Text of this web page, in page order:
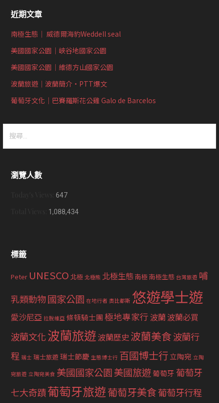
近期文章
南極生態｜ 威德爾海豹Weddell seal
美國國家公園｜峽谷地國家公園
美國國家公園｜維德方山國家公園
波蘭旅遊｜波蘭簡介‧PTT爆文
葡萄牙文化｜巴賽羅斯花公雞 Galo de Barcelos
瀏覽人數
Today's Views:647
1,088,434
標籤
Peter UNESCO 北極 北極熊 北極生態南極 南極生態 台灣旅遊 哺
乳類動物國家公園 在地行者 奧比都斯 悠遊學士遊
愛沙尼亞 拉脫維亞 條頓騎士團 極地專家行 波蘭波蘭必買
波蘭文化波蘭旅遊 波蘭歷史波蘭美食波蘭行
程 瑞士 瑞士旅遊 瑞士節慶 生態博士行 百國博士行立陶宛 立陶
宛旅遊 立陶宛美食 美國國家公園美國旅遊葡萄牙 葡萄牙
七大奇蹟葡萄牙旅遊葡萄牙美食葡萄牙行程